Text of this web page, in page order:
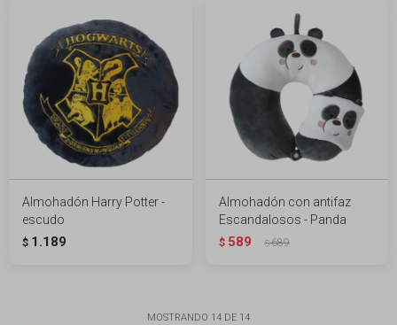
Almohadón Harry Potter -
escudo
$ 1.189
Almohadón con antifaz
Escandalosos - Panda
$ 589 $689
MOSTRANDO 14 DE 14